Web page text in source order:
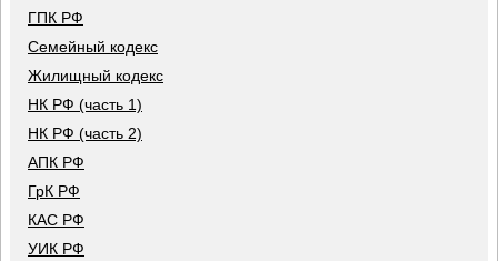
ГПК РФ
Семейный кодекс
Жилищный кодекс
НК РФ (часть 1)
НК РФ (часть 2)
АПК РФ
ГрК РФ
КАС РФ
УИК РФ